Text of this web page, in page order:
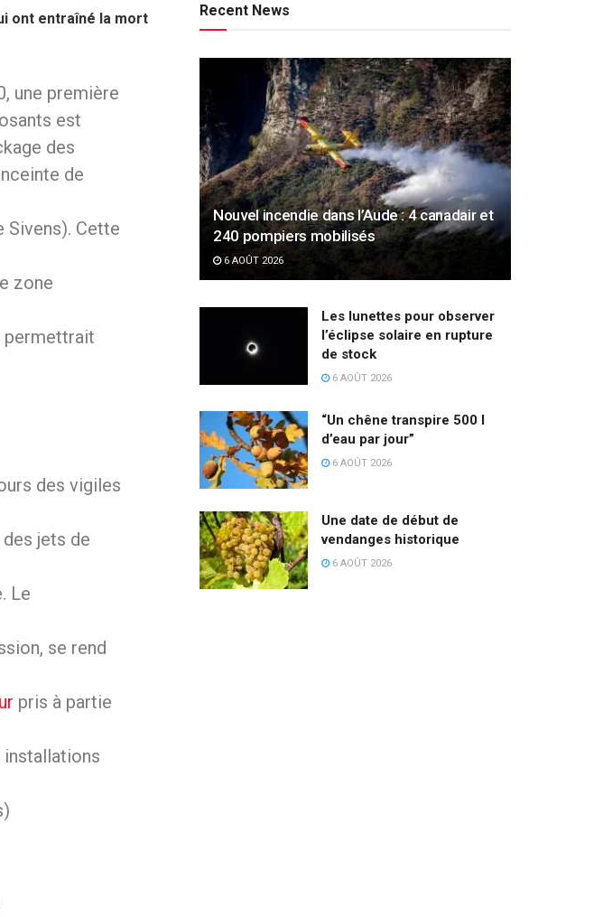
ont entraîné la mort
une première
est
des
de
Sivens). Cette
zone
permettrait
des vigiles
jets de
Le
se rend
pris à partie
installations
Recent News
Nouvel incendie dans l’Aude : 4 canadair et
240 pompiers mobilisés
6 AOÛT 2026
Les lunettes pour observer
l’éclipse solaire en rupture
de stock
6 AOÛT 2026
“Un chêne transpire 500 l
d’eau par jour”
6 AOÛT 2026
Une date de début de
vendanges historique
6 AOÛT 2026